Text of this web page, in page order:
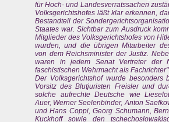
für Hoch- und Landesverratssachen
Volksgerichtshofes läßt klar erkennen,
Bestandteil der
Staates war. Sichtbar zum Ausdruck
Mitglieder des Volksgerichtshofes von
wurden, und die übrigen Mitarbeiter
von dem Reichsminister der Justiz.
waren in jedem Senat Vertreter der
faschistischen Wehrmacht als
Der Volksgerichtshof wurde besonders
Vorsitz des Blutjuristen Freisler und
solche aufrechte Deutsche wie
Auer, Werner Seelenbinder, Anton
und Hans Coppi, Georg Schumann,
Kuckhoff sowie den